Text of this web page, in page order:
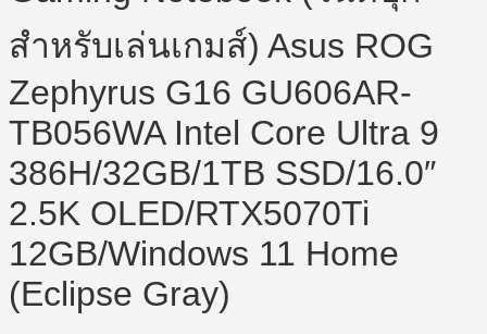
สำหรับเล่นเกมส์) Asus ROG
Zephyrus G16 GU606AR-
TB056WA Intel Core Ultra 9
386H/32GB/1TB SSD/16.0″
2.5K OLED/RTX5070Ti
12GB/Windows 11 Home
(Eclipse Gray)